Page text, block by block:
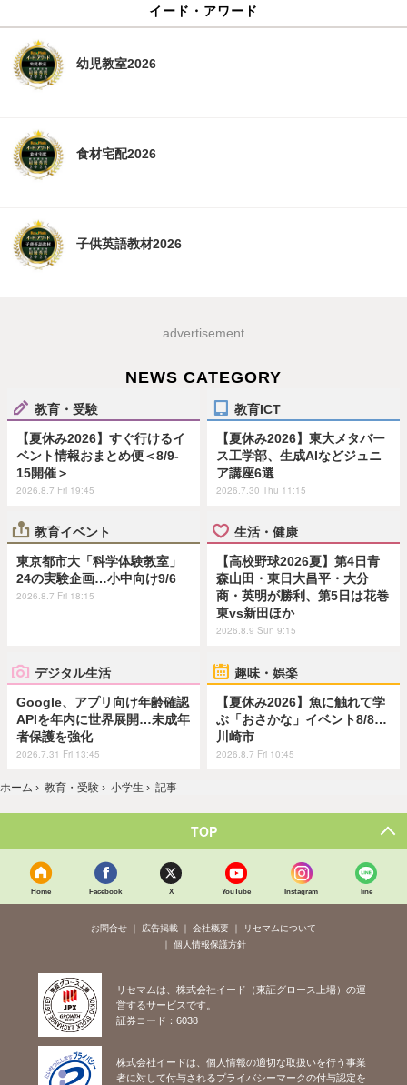
イード・アワード
幼児教室2026
食材宅配2026
子供英語教材2026
advertisement
NEWS CATEGORY
教育・受験
【夏休み2026】すぐ行けるイ
ベント情報おまとめ便＜8/9-
15開催＞
2026.8.7 Fri 19:45
教育ICT
【夏休み2026】東大メタバー
ス工学部、生成AIなどジュニ
ア講座6選
2026.7.30 Thu 11:15
教育イベント
東京都市大「科学体験教室」
24の実験企画…小中向け9/6
2026.8.7 Fri 18:15
生活・健康
【高校野球2026夏】第4日青
森山田・東日大昌平・大分
商・英明が勝利、第5日は花巻
東vs新田ほか
2026.8.9 Sun 9:15
デジタル生活
Google、アプリ向け年齢確認
APIを年内に世界展開…未成年
者保護を強化
2026.7.31 Fri 13:45
趣味・娯楽
【夏休み2026】魚に触れて学
ぶ「おさかな」イベント8/8…
川崎市
2026.8.7 Fri 10:45
ホーム › 教育・受験 › 小学生 › 記事
TOP
Home Facebook X YouTube Instagram line
お問合せ 広告掲載 会社概要
リセマムについて
個人情報保護方針
リセマムは、株式会社イード（東証グロース上場）の運
営するサービスです。
証券コード：6038
株式会社イードは、個人情報の適切な取扱いを行う事業
者に対して付与されるプライバシーマークの付与認定を